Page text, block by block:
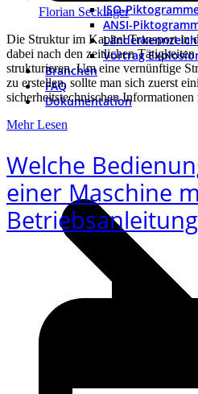
ISO-
ANSI-
Vortrag
Branchen
FAQ
Dokumentation
Florian Seckinger
Die Struktur im Kapitel Transport in
dabei nach den zeitlichen
strukturieren. Um eine vernünftige
zu erstellen, sollte man sich zuerst
sicherheitstechnischen
Mehr Lesen
Welche
einer Maschine